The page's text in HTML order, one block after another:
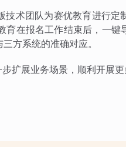
术团队为赛优教育进行定
在报名工作结束后，一键
方系统的准确对应。
扩展业务场景，顺利开展更